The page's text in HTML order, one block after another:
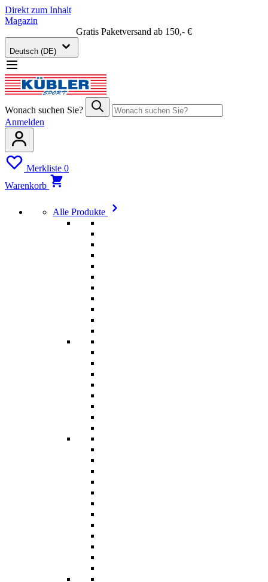
Direkt zum Inhalt
Magazin
Gratis Paketversand ab 150,- €
Deutsch (DE)
Wonach suchen Sie?
Anmelden
Merkliste 0
Warenkorb
Alle Produkte